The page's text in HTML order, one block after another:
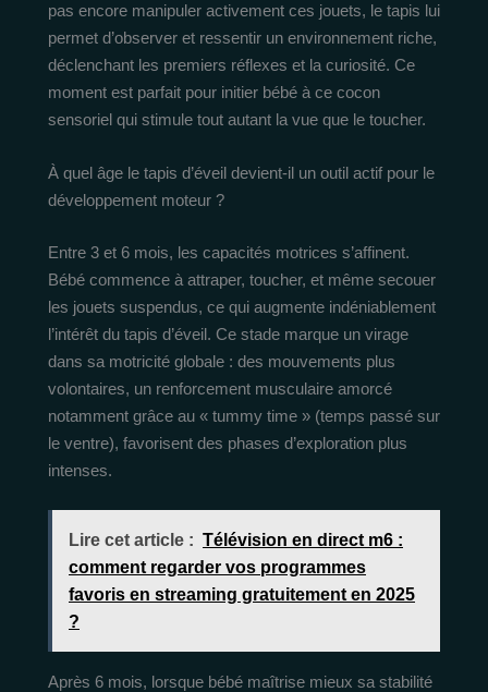
pas encore manipuler activement ces jouets, le tapis lui
permet d’observer et ressentir un environnement riche,
déclenchant les premiers réflexes et la curiosité. Ce
moment est parfait pour initier bébé à ce cocon
sensoriel qui stimule tout autant la vue que le toucher.
À quel âge le tapis d’éveil devient-il un outil actif pour le
développement moteur ?
Entre 3 et 6 mois, les capacités motrices s’affinent.
Bébé commence à attraper, toucher, et même secouer
les jouets suspendus, ce qui augmente indéniablement
l’intérêt du tapis d’éveil. Ce stade marque un virage
dans sa motricité globale : des mouvements plus
volontaires, un renforcement musculaire amorcé
notamment grâce au « tummy time » (temps passé sur
le ventre), favorisent des phases d’exploration plus
intenses.
Lire cet article : Télévision en direct m6 :
comment regarder vos programmes
favoris en streaming gratuitement en 2025
?
Après 6 mois, lorsque bébé maîtrise mieux sa stabilité